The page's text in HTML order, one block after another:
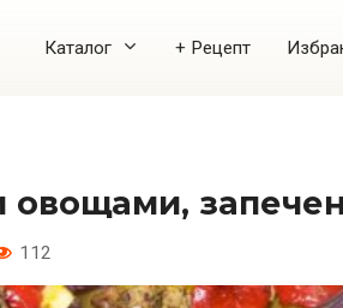
Каталог + Рецепт
овощами,
112